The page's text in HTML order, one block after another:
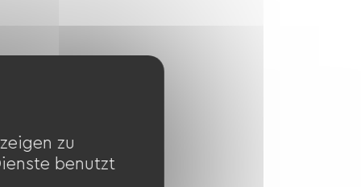
zu
benutzt